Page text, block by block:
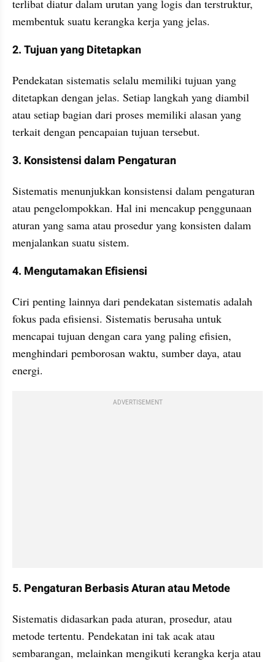
terlibat diatur dalam urutan yang logis dan terstruktur,
membentuk suatu kerangka kerja yang jelas.
2. Tujuan yang Ditetapkan
Pendekatan sistematis selalu memiliki tujuan yang
ditetapkan dengan jelas. Setiap langkah yang diambil
atau setiap bagian dari proses memiliki alasan yang
terkait dengan pencapaian tujuan tersebut.
3. Konsistensi dalam Pengaturan
Sistematis menunjukkan konsistensi dalam pengaturan
atau pengelompokkan. Hal ini mencakup penggunaan
aturan yang sama atau prosedur yang konsisten dalam
menjalankan suatu sistem.
4. Mengutamakan Efisiensi
Ciri penting lainnya dari pendekatan sistematis adalah
fokus pada efisiensi. Sistematis berusaha untuk
mencapai tujuan dengan cara yang paling efisien,
menghindari pemborosan waktu, sumber daya, atau
energi.
ADVERTISEMENT
5. Pengaturan Berbasis Aturan atau Metode
Sistematis didasarkan pada aturan, prosedur, atau
metode tertentu. Pendekatan ini tak acak atau
sembarangan, melainkan mengikuti kerangka kerja atau